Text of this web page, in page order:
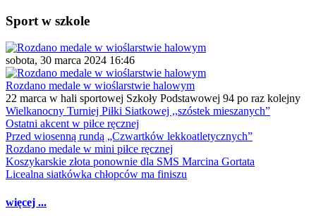
Sport w szkole
sobota, 30 marca 2024 16:46
Rozdano medale w wioślarstwie halowym
22 marca w hali sportowej Szkoły Podstawowej 94 po raz kolejny
Wielkanocny Turniej Piłki Siatkowej ,,szóstek mieszanych”
Ostatni akcent w piłce ręcznej
Przed wiosenną rundą „Czwartków lekkoatletycznych”
Rozdano medale w mini piłce ręcznej
Koszykarskie złota ponownie dla SMS Marcina Gortata
Licealna siatkówka chłopców ma finiszu
więcej ...